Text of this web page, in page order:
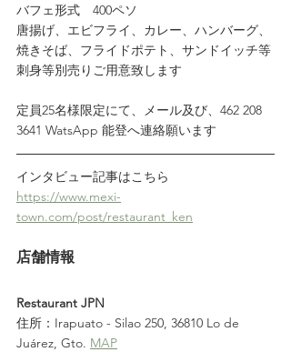
バフェ形式　400ペソ
唐揚げ、エビフライ、カレー、ハンバーグ、
焼きそば、フライドポテト、サンドイッチ等
刺身等別売りご用意致します
定員25名様限定にて、メール及び、462 208
3641 WatsApp 能登へ連絡願います
インタビュー記事はこちら
https://www.mexi-
town.com/post/restaurant_ken
店舗情報
Restaurant JPN
住所：Irapuato - Silao 250, 36810 Lo de
Juárez, Gto. MAP